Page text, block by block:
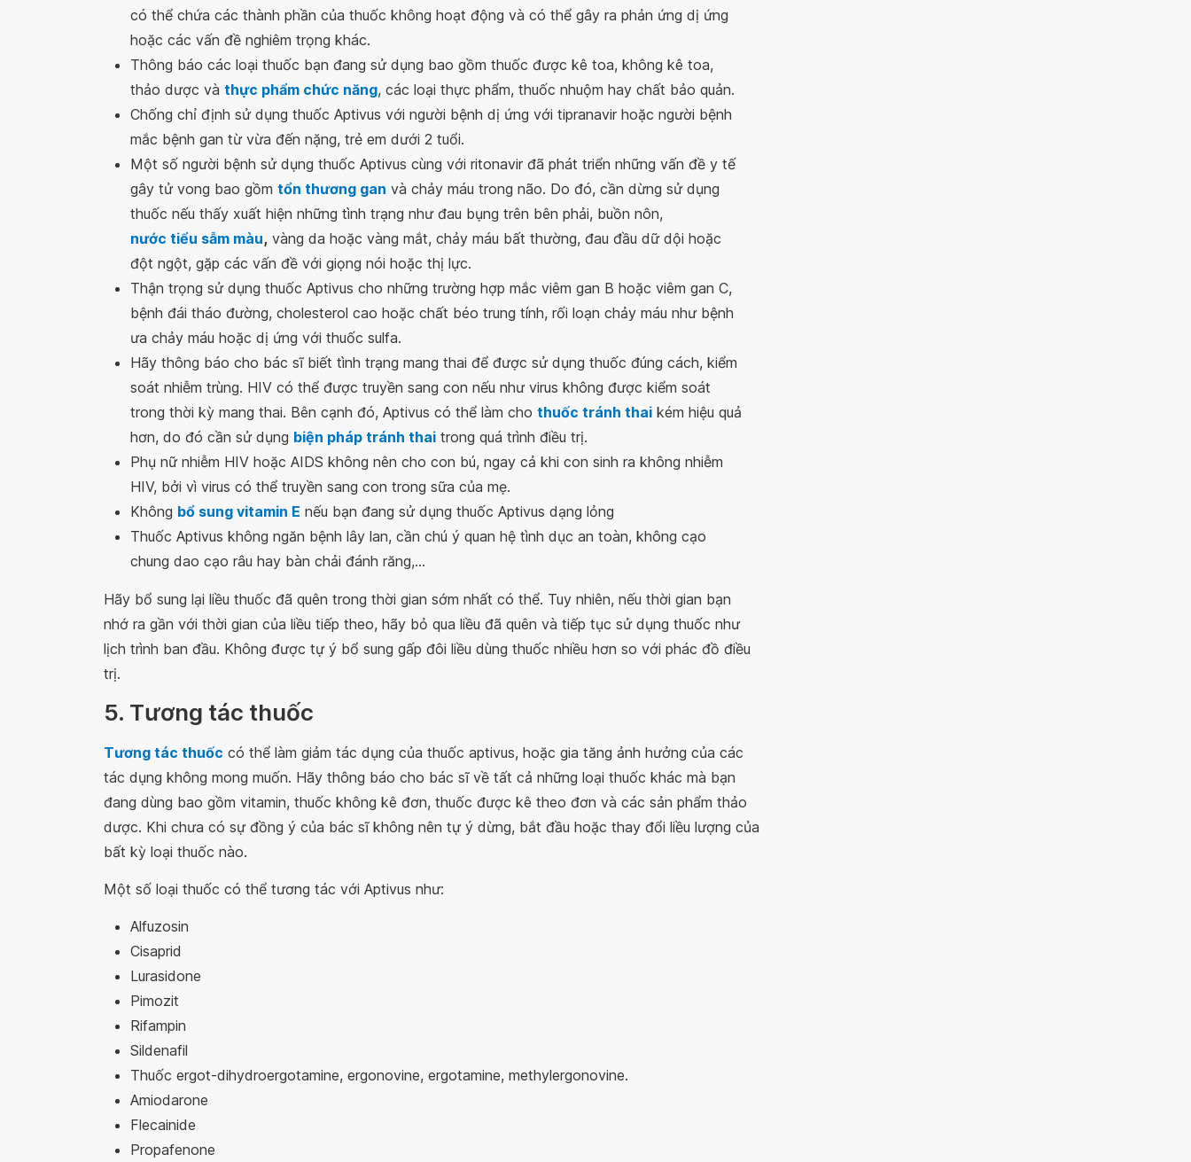
có thể chứa các thành phần của thuốc không hoạt động và có thể gây ra phản ứng dị ứng
hoặc các vấn đề nghiêm trọng khác.
Thông báo các loại thuốc bạn đang sử dụng bao gồm thuốc được kê toa, không kê toa,
thảo dược và thực phẩm chức năng, các loại thực phẩm, thuốc nhuộm hay chất bảo quản.
Chống chỉ định sử dụng thuốc Aptivus với người bệnh dị ứng với tipranavir hoặc người bệnh
mắc bệnh gan từ vừa đến nặng, trẻ em dưới 2 tuổi.
Một số người bệnh sử dụng thuốc Aptivus cùng với ritonavir đã phát triển những vấn đề y tế
gây tử vong bao gồm tổn thương gan và chảy máu trong não. Do đó, cần dừng sử dụng
thuốc nếu thấy xuất hiện những tình trạng như đau bụng trên bên phải, buồn nôn,
nước tiểu sẫm màu, vàng da hoặc vàng mắt, chảy máu bất thường, đau đầu dữ dội hoặc
đột ngột, gặp các vấn đề với giọng nói hoặc thị lực.
Thận trọng sử dụng thuốc Aptivus cho những trường hợp mắc viêm gan B hoặc viêm gan C,
bệnh đái tháo đường, cholesterol cao hoặc chất béo trung tính, rối loạn chảy máu như bệnh
ưa chảy máu hoặc dị ứng với thuốc sulfa.
Hãy thông báo cho bác sĩ biết tình trạng mang thai để được sử dụng thuốc đúng cách, kiểm
soát nhiễm trùng. HIV có thể được truyền sang con nếu như virus không được kiểm soát
trong thời kỳ mang thai. Bên cạnh đó, Aptivus có thể làm cho thuốc tránh thai kém hiệu quả
hơn, do đó cần sử dụng biện pháp tránh thai trong quá trình điều trị.
Phụ nữ nhiễm HIV hoặc AIDS không nên cho con bú, ngay cả khi con sinh ra không nhiễm
HIV, bởi vì virus có thể truyền sang con trong sữa của mẹ.
Không bổ sung vitamin E nếu bạn đang sử dụng thuốc Aptivus dạng lỏng
Thuốc Aptivus không ngăn bệnh lây lan, cần chú ý quan hệ tình dục an toàn, không cạo
chung dao cạo râu hay bàn chải đánh răng,...
Hãy bổ sung lại liều thuốc đã quên trong thời gian sớm nhất có thể. Tuy nhiên, nếu thời gian bạn
nhớ ra gần với thời gian của liều tiếp theo, hãy bỏ qua liều đã quên và tiếp tục sử dụng thuốc như
lịch trình ban đầu. Không được tự ý bổ sung gấp đôi liều dùng thuốc nhiều hơn so với phác đồ điều
trị.
5. Tương tác thuốc
Tương tác thuốc có thể làm giảm tác dụng của thuốc aptivus, hoặc gia tăng ảnh hưởng của các
tác dụng không mong muốn. Hãy thông báo cho bác sĩ về tất cả những loại thuốc khác mà bạn
đang dùng bao gồm vitamin, thuốc không kê đơn, thuốc được kê theo đơn và các sản phẩm thảo
dược. Khi chưa có sự đồng ý của bác sĩ không nên tự ý dừng, bắt đầu hoặc thay đổi liều lượng của
bất kỳ loại thuốc nào.
Một số loại thuốc có thể tương tác với Aptivus như:
Alfuzosin
Cisaprid
Lurasidone
Pimozit
Rifampin
Sildenafil
Thuốc ergot-dihydroergotamine, ergonovine, ergotamine, methylergonovine.
Amiodarone
Flecainide
Propafenone